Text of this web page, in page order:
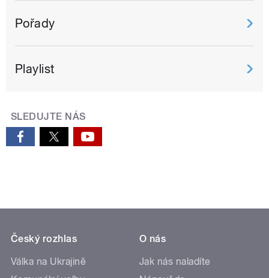
Pořady
Playlist
SLEDUJTE NÁS
Český rozhlas
Válka na Ukrajině
O nás
Jak nás naladíte